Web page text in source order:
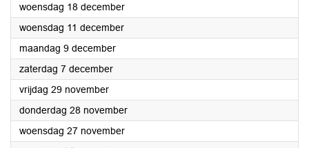
woensdag 18 december2024
woensdag 11 december2024
maandag 9 december2024
zaterdag 7 december2024
vrijdag 29 november2024
donderdag 28 november2024
woensdag 27 november2024